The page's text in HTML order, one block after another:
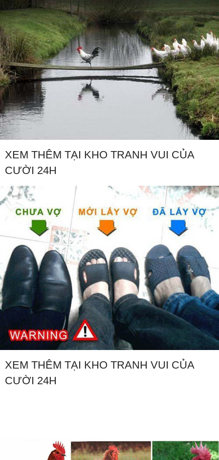
XEM THÊM TẠI KHO TRANH VUI CỦA
CƯỜI 24H
XEM THÊM TẠI KHO TRANH VUI CỦA
CƯỜI 24H